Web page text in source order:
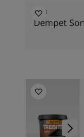
9938
Dempet